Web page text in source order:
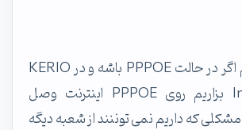
در حالی که مودم اگر در حالت PPPOE باشه و در KERIO
حالت Interface بزاریم روی PPPOE اینترنت وصل
که داریم نمی توننند از شعبه دیگه